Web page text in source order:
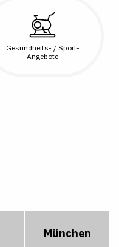
Gesundheits- / Sport-
Angebote
München